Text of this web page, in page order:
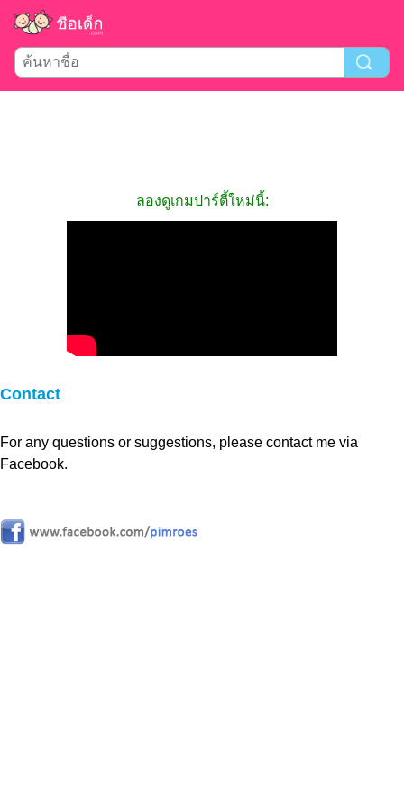
ลองดูเกมปาร์ตี้ใหม่นี้:
Contact
For any questions or suggestions, please contact me via
Facebook.